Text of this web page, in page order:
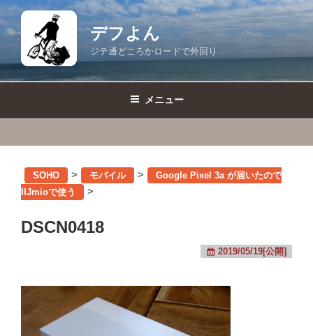
コ
ン
デフよん
ジテ通どころかロードで外回り
メニュー
SOHO > モバイル >
Google Pixel 3a が届いたので
IIJmioで使う
>
DSCN0418
2019/05/19[公開]